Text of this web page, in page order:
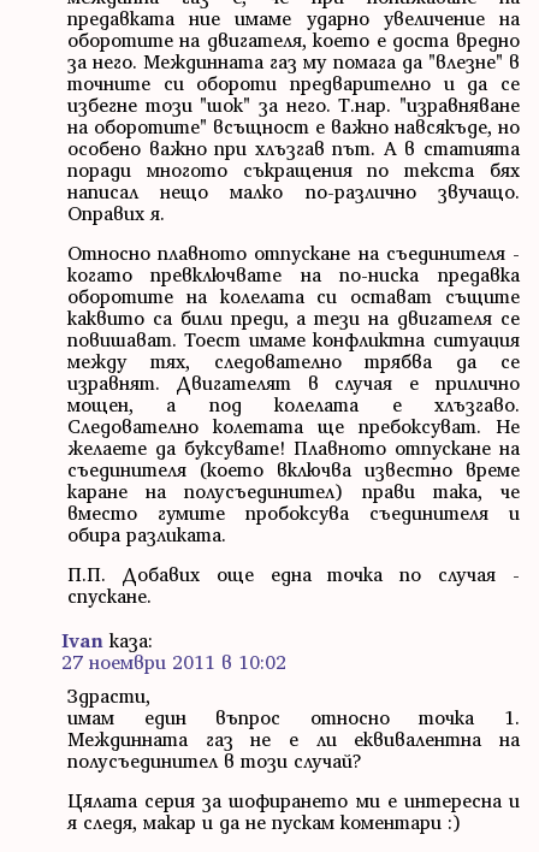
предавката ние имаме ударно увеличение на
оборотите на двигателя, което е доста вредно
за него. Междинната газ му помага да "влезне" в
точните си обороти предварително и да се
избегне този "шок" за него. Т.нар. "изравняване
на оборотите" всъщност е важно навсякъде, но
особено важно при хлъзгав път. А в статията
поради многото съкращения по текста бях
написал нещо малко по-различно звучащо.
Оправих я.
Относно плавното отпускане на съединителя -
когато превключвате на по-ниска предавка
оборотите на колелата си остават същите
каквито са били преди, а тези на двигателя се
повишават. Тоест имаме конфликтна ситуация
между тях, следователно трябва да се
изравнят. Двигателят в случая е прилично
мощен, а под колелата е хлъзгаво.
Следователно колетата ще пребоксуват. Не
желаете да буксувате! Плавното отпускане на
съединителя (което включва известно време
каране на полусъединител) прави така, че
вместо гумите пробоксува съединителя и
обира разликата.
П.П. Добавих още една точка по случая -
спускане.
Ivan каза:
27 ноември 2011 в 10:02
Здрасти,
имам един въпрос относно точка 1.
Междинната газ не е ли еквивалентна на
полусъединител в този случай?
Цялата серия за шофирането ми е интересна и
я следя, макар и да не пускам коментари :)